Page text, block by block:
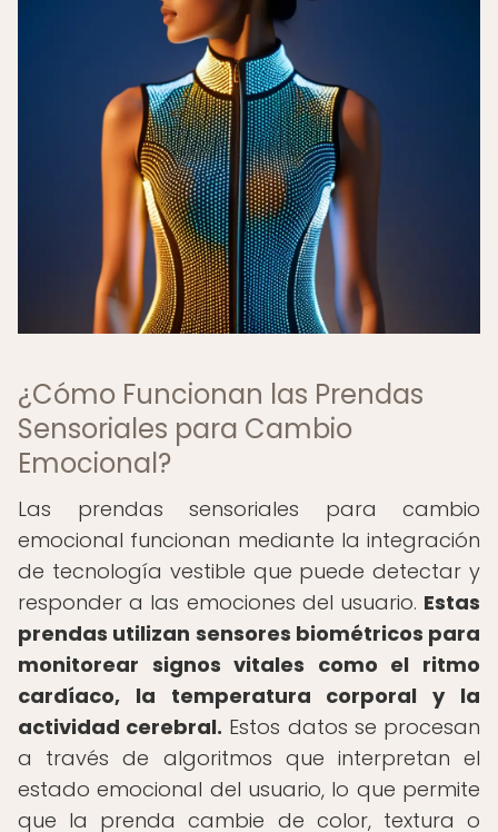
¿Cómo Funcionan las Prendas
Sensoriales para Cambio
Emocional?
Las prendas sensoriales para cambio
emocional funcionan mediante la integración
de tecnología vestible que puede detectar y
responder a las emociones del usuario. Estas
prendas utilizan sensores biométricos para
monitorear signos vitales como el ritmo
cardíaco, la temperatura corporal y la
actividad cerebral. Estos datos se procesan
a través de algoritmos que interpretan el
estado emocional del usuario, lo que permite
que la prenda cambie de color, textura o